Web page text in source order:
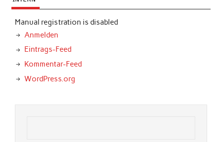
Manual registration is disabled
Anmelden
Eintrags-Feed
Kommentar-Feed
WordPress.org